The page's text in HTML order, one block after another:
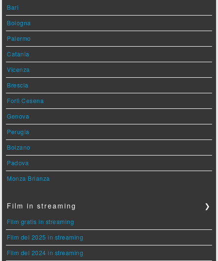
Bari
Bologna
Palermo
Catania
Vicenza
Brescia
Forlì Cesena
Genova
Perugia
Bolzano
Padova
Monza Brianza
Film in streaming ❯
Film gratis in streaming
Film del 2025 in streaming
Film del 2024 in streaming